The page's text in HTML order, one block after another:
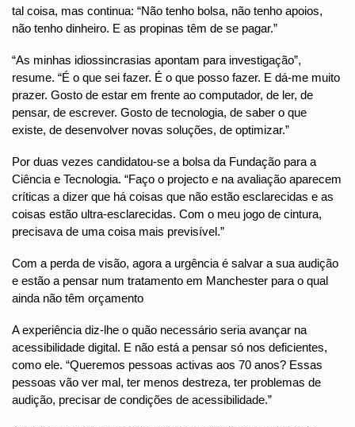
tal coisa, mas continua: “Não tenho bolsa, não tenho apoios,
não tenho dinheiro. E as propinas têm de se pagar.”
“As minhas idiossincrasias apontam para investigação”,
resume. “É o que sei fazer. É o que posso fazer. E dá-me muito
prazer. Gosto de estar em frente ao computador, de ler, de
pensar, de escrever. Gosto de tecnologia, de saber o que
existe, de desenvolver novas soluções, de optimizar.”
Por duas vezes candidatou-se a bolsa da Fundação para a
Ciência e Tecnologia. “Faço o projecto e na avaliação aparecem
críticas a dizer que há coisas que não estão esclarecidas e as
coisas estão ultra-esclarecidas. Com o meu jogo de cintura,
precisava de uma coisa mais previsível.”
Com a perda de visão, agora a urgência é salvar a sua audição
e estão a pensar num tratamento em Manchester para o qual
ainda não têm orçamento
A experiência diz-lhe o quão necessário seria avançar na
acessibilidade digital. E não está a pensar só nos deficientes,
como ele. “Queremos pessoas activas aos 70 anos? Essas
pessoas vão ver mal, ter menos destreza, ter problemas de
audição, precisar de condições de acessibilidade.”